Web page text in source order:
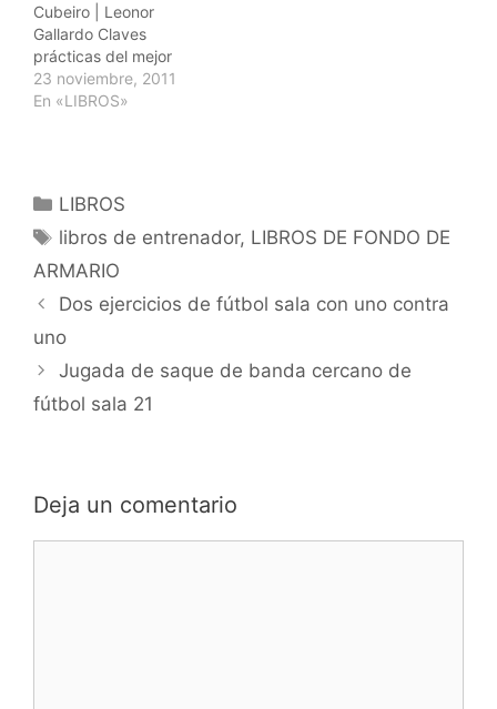
Cubeiro | Leonor
Gallardo Claves
prácticas del mejor
equipo de la historia y
cómo incorporarlas a tu
23 noviembre, 2011
En «LIBROS»
Categorías
LIBROS
Etiquetas
libros de entrenador, LIBROS DE FONDO DE
ARMARIO
Navegación
Dos ejercicios de fútbol sala con uno contra
uno
Jugada de saque de banda cercano de
fútbol sala 21
Deja un comentario